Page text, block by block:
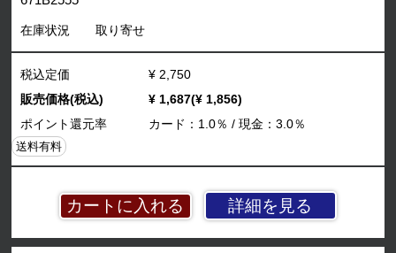
在庫状況 取り寄せ
詳細を見る
税込定価
¥ 2,750
販売価格(税込)
¥ 1,687(¥ 1,856)
ポイント還元率
カード：1.0％ / 現金：3.0％
送料有料